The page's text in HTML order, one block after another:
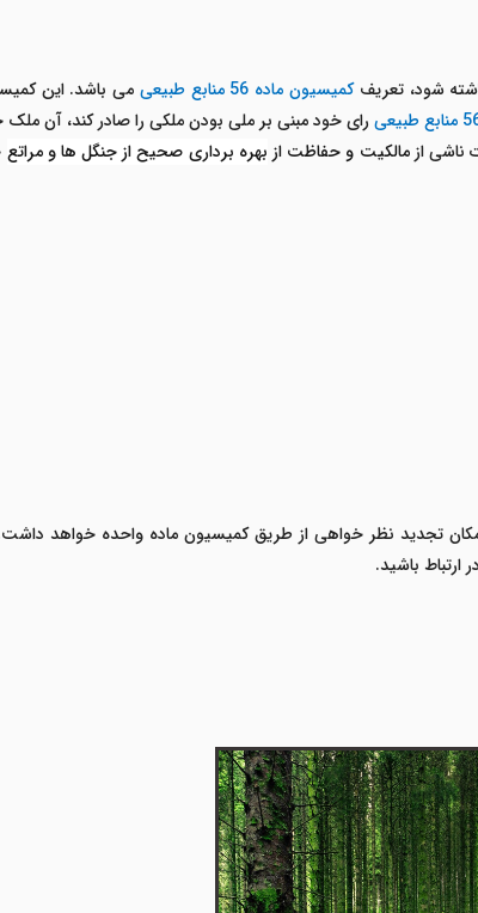
شود، تعریفکمیسیون ماده 56 منابع طبیعی
می باشد. این
رای خود مبنی بر ملی بودن ملکی را صادر کند، آن
ناشی از مالکیت و حفاظت از بهره برداری صحیح از جنگل ها و مراتع
تجدید نظر خواهی از طریق کمیسیون ماده واحده خواهد
ارتباط باشید.